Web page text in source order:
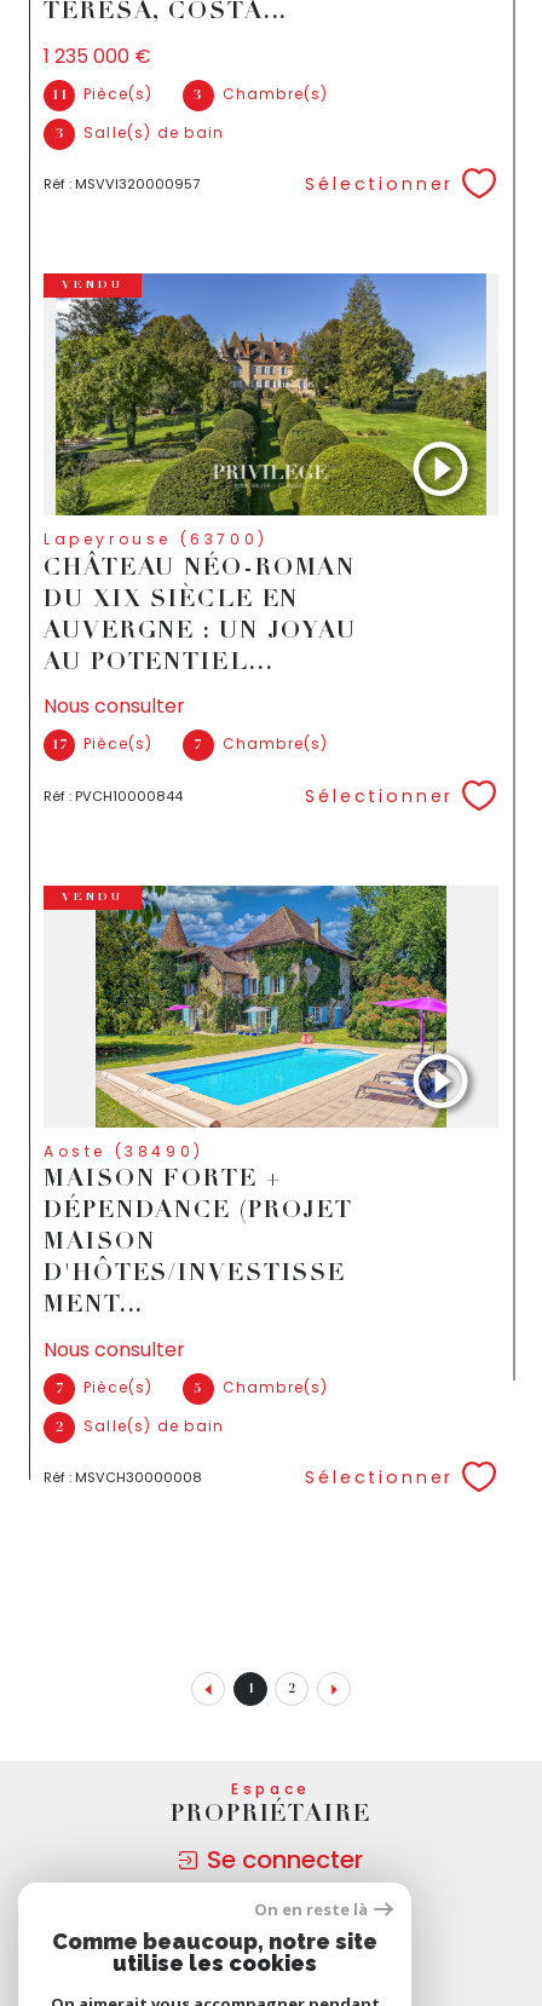
TERESA, COSTA...
1 235 000 €
11 Pièce(s) 3 Chambre(s)
3 Salle(s) de bain
Réf : MSVVI320000957 Sélectionner
VENDU
Lapeyrouse (63700)
CHÂTEAU NÉO-ROMAN
DU XIX SIÈCLE EN
AUVERGNE : UN JOYAU
AU POTENTIEL...
Nous consulter
17 Pièce(s) 7 Chambre(s)
Réf : PVCH10000844 Sélectionner
VENDU
Aoste (38490)
MAISON FORTE +
DÉPENDANCE (PROJET
MAISON
D'HÔTES/INVESTISSE
MENT...
Nous consulter
7 Pièce(s) 5 Chambre(s)
2 Salle(s) de bain
Réf : MSVCH30000008 Sélectionner
1 2
Espace
PROPRIÉTAIRE
Se connecter
Nous
ADHÉRONS
On en reste là
Comme beaucoup, notre site
utilise les cookies